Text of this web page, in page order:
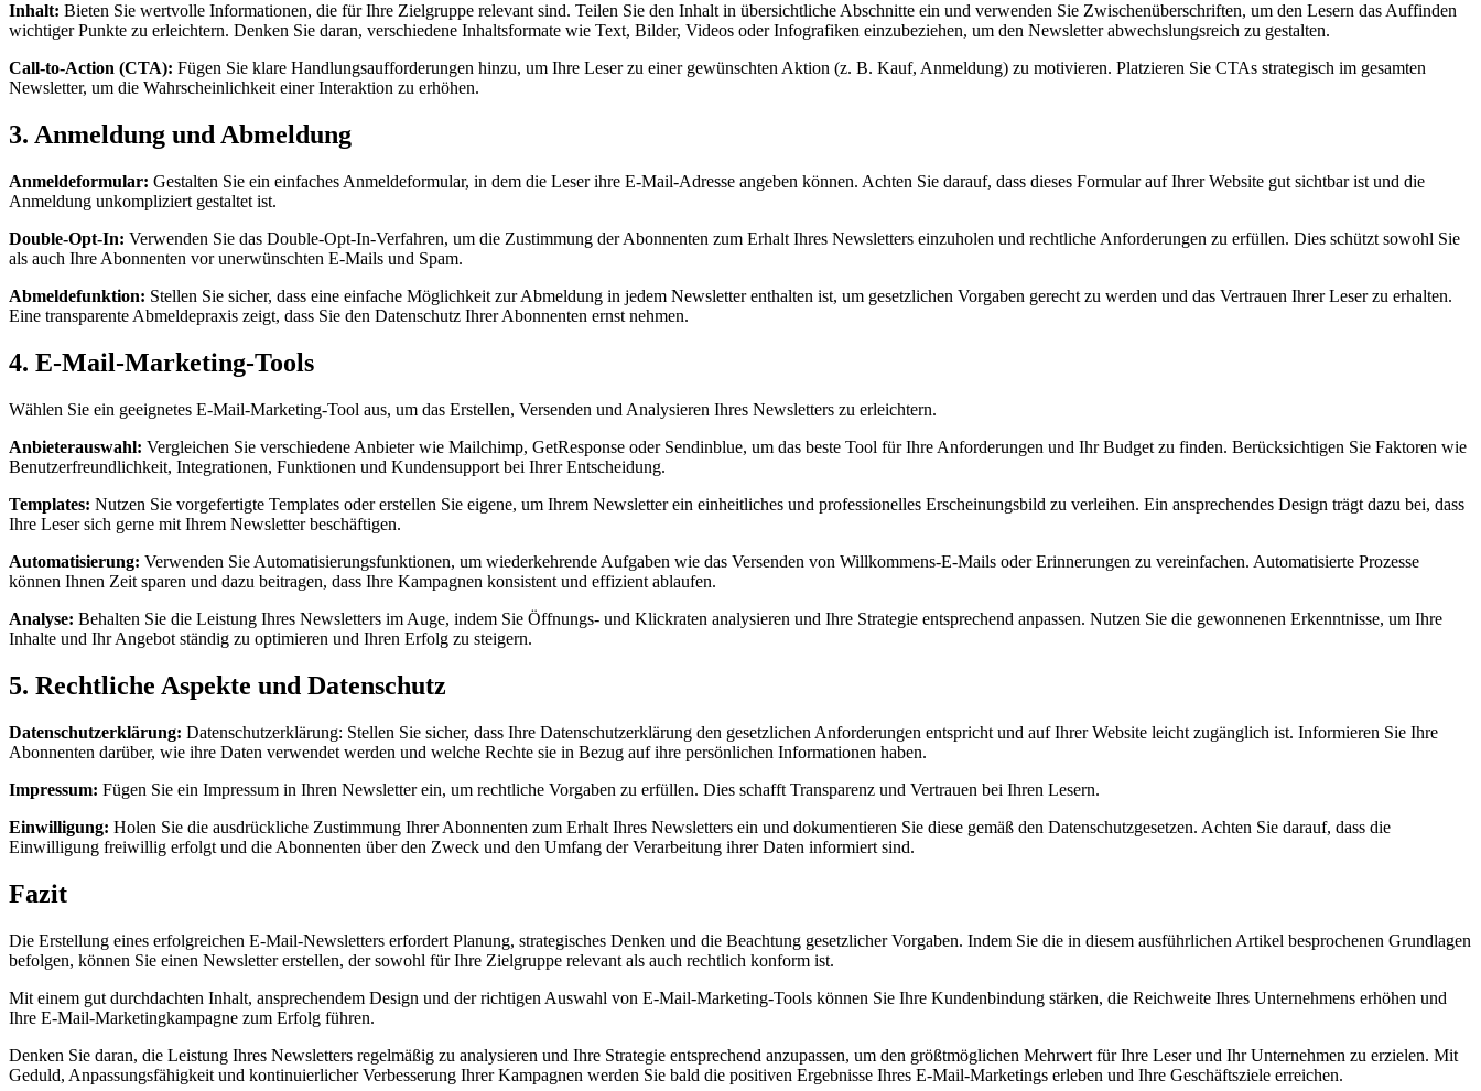
Inhalt: Bieten Sie wertvolle Informationen, die für Ihre Zielgruppe relevant sind. Teilen Sie den Inhalt in übersichtliche Abschnitte ein und verwenden Sie Zwischenüberschriften, um den Lesern das Auffinden
wichtiger Punkte zu erleichtern. Denken Sie daran, verschiedene Inhaltsformate wie Text, Bilder, Videos oder Infografiken einzubeziehen, um den Newsletter abwechslungsreich zu gestalten.
Call-to-Action (CTA): Fügen Sie klare Handlungsaufforderungen hinzu, um Ihre Leser zu einer gewünschten Aktion (z. B. Kauf, Anmeldung) zu motivieren. Platzieren Sie CTAs strategisch im gesamten
Newsletter, um die Wahrscheinlichkeit einer Interaktion zu erhöhen.
3. Anmeldung und Abmeldung
Anmeldeformular: Gestalten Sie ein einfaches Anmeldeformular, in dem die Leser ihre E-Mail-Adresse angeben können. Achten Sie darauf, dass dieses Formular auf Ihrer Website gut sichtbar ist und die
Anmeldung unkompliziert gestaltet ist.
Double-Opt-In: Verwenden Sie das Double-Opt-In-Verfahren, um die Zustimmung der Abonnenten zum Erhalt Ihres Newsletters einzuholen und rechtliche Anforderungen zu erfüllen. Dies schützt sowohl Sie
als auch Ihre Abonnenten vor unerwünschten E-Mails und Spam.
Abmeldefunktion: Stellen Sie sicher, dass eine einfache Möglichkeit zur Abmeldung in jedem Newsletter enthalten ist, um gesetzlichen Vorgaben gerecht zu werden und das Vertrauen Ihrer Leser zu erhalten.
Eine transparente Abmeldepraxis zeigt, dass Sie den Datenschutz Ihrer Abonnenten ernst nehmen.
4. E-Mail-Marketing-Tools
Wählen Sie ein geeignetes E-Mail-Marketing-Tool aus, um das Erstellen, Versenden und Analysieren Ihres Newsletters zu erleichtern.
Anbieterauswahl: Vergleichen Sie verschiedene Anbieter wie Mailchimp, GetResponse oder Sendinblue, um das beste Tool für Ihre Anforderungen und Ihr Budget zu finden. Berücksichtigen Sie Faktoren wie
Benutzerfreundlichkeit, Integrationen, Funktionen und Kundensupport bei Ihrer Entscheidung.
Templates: Nutzen Sie vorgefertigte Templates oder erstellen Sie eigene, um Ihrem Newsletter ein einheitliches und professionelles Erscheinungsbild zu verleihen. Ein ansprechendes Design trägt dazu bei, dass
Ihre Leser sich gerne mit Ihrem Newsletter beschäftigen.
Automatisierung: Verwenden Sie Automatisierungsfunktionen, um wiederkehrende Aufgaben wie das Versenden von Willkommens-E-Mails oder Erinnerungen zu vereinfachen. Automatisierte Prozesse
können Ihnen Zeit sparen und dazu beitragen, dass Ihre Kampagnen konsistent und effizient ablaufen.
Analyse: Behalten Sie die Leistung Ihres Newsletters im Auge, indem Sie Öffnungs- und Klickraten analysieren und Ihre Strategie entsprechend anpassen. Nutzen Sie die gewonnenen Erkenntnisse, um Ihre
Inhalte und Ihr Angebot ständig zu optimieren und Ihren Erfolg zu steigern.
5. Rechtliche Aspekte und Datenschutz
Datenschutzerklärung: Datenschutzerklärung: Stellen Sie sicher, dass Ihre Datenschutzerklärung den gesetzlichen Anforderungen entspricht und auf Ihrer Website leicht zugänglich ist. Informieren Sie Ihre
Abonnenten darüber, wie ihre Daten verwendet werden und welche Rechte sie in Bezug auf ihre persönlichen Informationen haben.
Impressum: Fügen Sie ein Impressum in Ihren Newsletter ein, um rechtliche Vorgaben zu erfüllen. Dies schafft Transparenz und Vertrauen bei Ihren Lesern.
Einwilligung: Holen Sie die ausdrückliche Zustimmung Ihrer Abonnenten zum Erhalt Ihres Newsletters ein und dokumentieren Sie diese gemäß den Datenschutzgesetzen. Achten Sie darauf, dass die
Einwilligung freiwillig erfolgt und die Abonnenten über den Zweck und den Umfang der Verarbeitung ihrer Daten informiert sind.
Fazit
Die Erstellung eines erfolgreichen E-Mail-Newsletters erfordert Planung, strategisches Denken und die Beachtung gesetzlicher Vorgaben. Indem Sie die in diesem ausführlichen Artikel besprochenen Grundlagen
befolgen, können Sie einen Newsletter erstellen, der sowohl für Ihre Zielgruppe relevant als auch rechtlich konform ist.
Mit einem gut durchdachten Inhalt, ansprechendem Design und der richtigen Auswahl von E-Mail-Marketing-Tools können Sie Ihre Kundenbindung stärken, die Reichweite Ihres Unternehmens erhöhen und
Ihre E-Mail-Marketingkampagne zum Erfolg führen.
Denken Sie daran, die Leistung Ihres Newsletters regelmäßig zu analysieren und Ihre Strategie entsprechend anzupassen, um den größtmöglichen Mehrwert für Ihre Leser und Ihr Unternehmen zu erzielen. Mit
Geduld, Anpassungsfähigkeit und kontinuierlicher Verbesserung Ihrer Kampagnen werden Sie bald die positiven Ergebnisse Ihres E-Mail-Marketings erleben und Ihre Geschäftsziele erreichen.